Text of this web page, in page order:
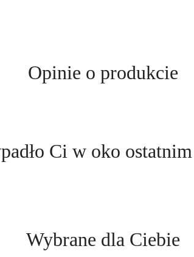
Opinie o produkcie
Ci w oko
Produkty
Wybrane dla Ciebie